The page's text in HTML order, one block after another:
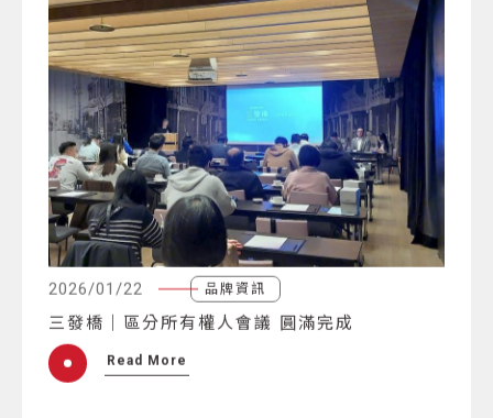
2026/01/22 品牌資訊
三發橋｜區分所有權人會議 圓滿完成
Read More